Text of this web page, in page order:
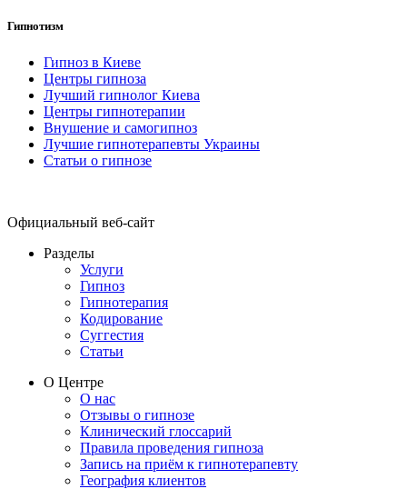
Гипнотизм
Гипноз в Киеве
Центры гипноза
Лучший гипнолог Киева
Центры гипнотерапии
Внушение и самогипноз
Лучшие гипнотерапевты Украины
Статьи о гипнозе
Официальный веб-сайт
Разделы
Услуги
Гипноз
Гипнотерапия
Кодирование
Суггестия
Статьи
О Центре
О нас
Отзывы о гипнозе
Клинический глоссарий
Правила проведения гипноза
Запись на приём к гипнотерапевту
География клиентов